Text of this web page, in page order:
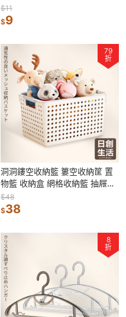
毛剪 鼻毛修剪器 鼻孔剃毛刀
$11
$9
79
折
洞洞鏤空收納籃 簍空收納筐 置
物籃 收納盒 網格收納籃 抽屜置
物盒 桌上收納箱 玩具衣物廚房
浴室收納
$48
$38
8
折